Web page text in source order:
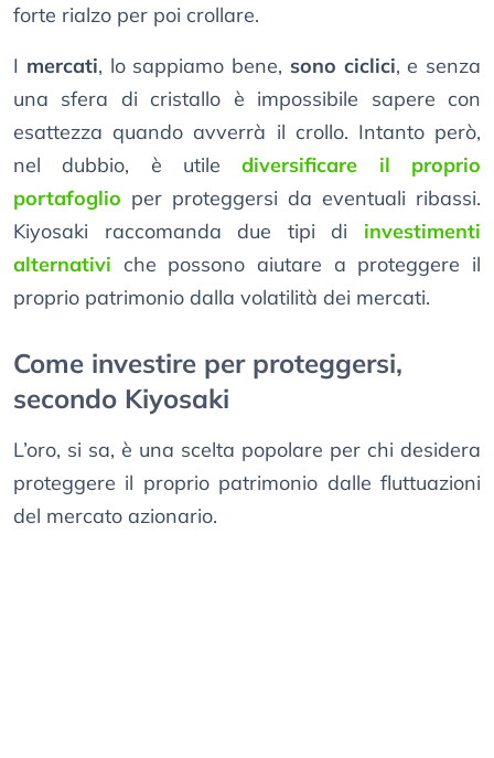
forte rialzo per poi crollare.
I mercati, lo sappiamo bene, sono ciclici, e senza
una sfera di cristallo è impossibile sapere con
esattezza quando avverrà il crollo. Intanto però,
nel dubbio, è utilediversificare il proprio
portafoglio per proteggersi da eventuali ribassi.
Kiyosaki raccomanda due tipi di investimenti
alternativi che possono aiutare a proteggere il
proprio patrimonio dalla volatilità dei mercati.
Come investire per proteggersi,
secondo Kiyosaki
L’oro, si sa, è una scelta popolare per chi desidera
proteggere il proprio patrimonio dalle fluttuazioni
del mercato azionario.